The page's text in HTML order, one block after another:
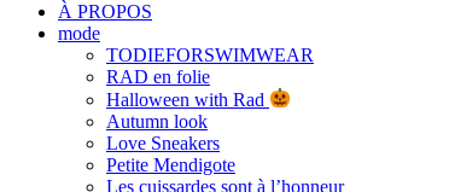
À PROPOS
mode
TODIEFORSWIMWEAR
RAD en folie
Halloween with Rad
Autumn look
Love Sneakers
Petite Mendigote
Les cuissardes sont à l’honneur